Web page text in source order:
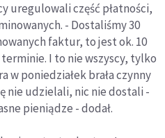
uregulowali część płatności,
- Dostaliśmy 30
faktur, to jest ok. 10
I to nie wszyscy, tylko
w poniedziałek brała czynny
nie udzielali, nic nie dostali -
pieniądze - dodał.